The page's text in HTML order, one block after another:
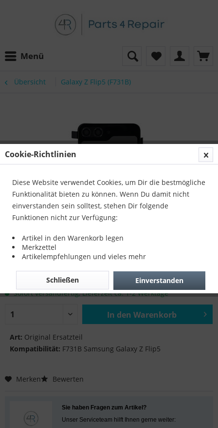
Menü
Übersicht Galaxy Z Flip5 (F731B)
Flip5
68,90 € *
zzgl. Versandkosten
Sofort versandfertig, Lieferzeit ca. 1-2 Werktage
In den Warenkorb
Art: Original Ersatzteil
Kompatibilität: F731B Samsung Galaxy Z Flip5
Merken Bewerten
Sie haben Fragen zum Artikel?
Unser Serviceteam hilft Ihnen gerne weiter:
Cookie-Richtlinien
Diese Website verwendet Cookies, um Dir die bestmögliche
Funktionalität bieten zu können. Wenn Du damit nicht
einverstanden sein solltest, stehen Dir folgende
Funktionen nicht zur Verfügung:
Artikel in den Warenkorb legen
Merkzettel
Artikelempfehlungen und vieles mehr
Einverstanden
Schließen